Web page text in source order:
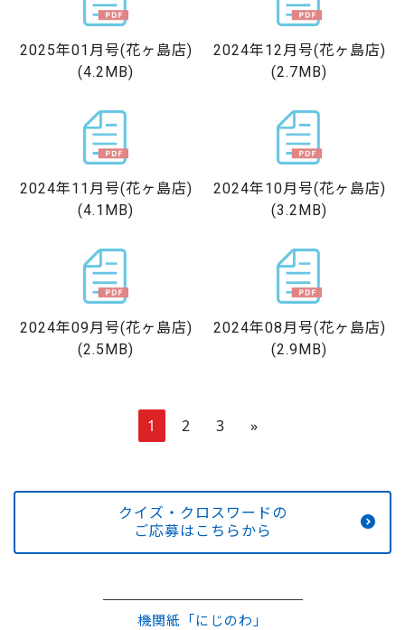
2025年01月号(花ヶ島店)
(4.2MB)
2024年12月号(花ヶ島店)
(2.7MB)
2024年11月号(花ヶ島店)
(4.1MB)
2024年10月号(花ヶ島店)
(3.2MB)
2024年09月号(花ヶ島店)
(2.5MB)
2024年08月号(花ヶ島店)
(2.9MB)
1 2 3 »
クイズ・クロスワードの
ご応募はこちらから
機関紙「にじのわ」